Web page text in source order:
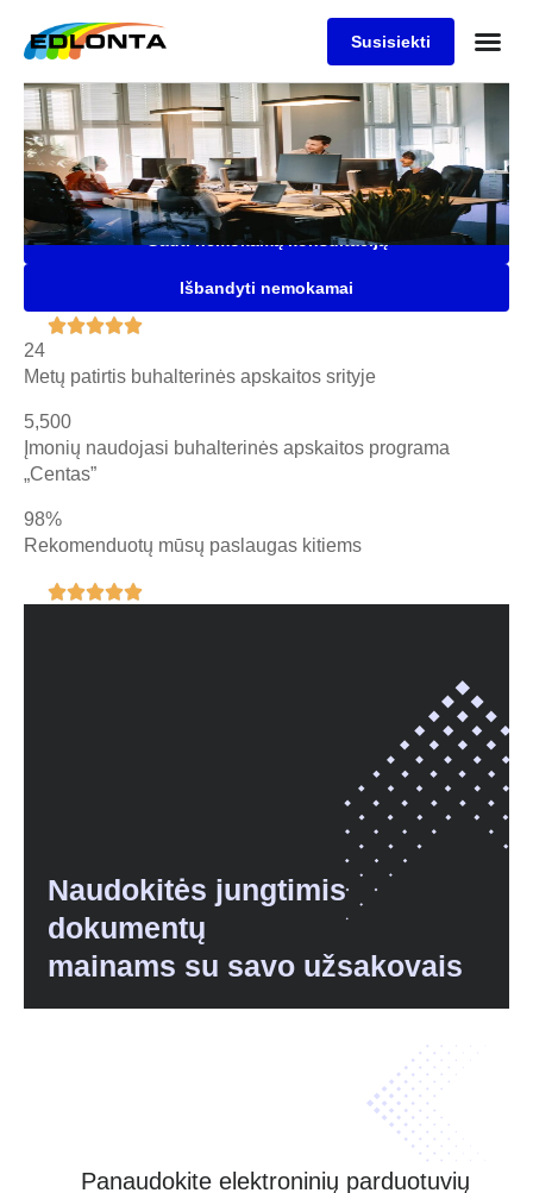
Susisiekti
Išbandyti nemokamai
Gauti nemokamą konsultaciją
Saugi, patogi ir lanksti buhalterinė programa Jūsų įmonei,
kuria naudojasi daugiau nei 5500 įmonių
Buhalterinės apskaitos
programa "Centas"

24
Metų patirtis buhalterinės apskaitos srityje
5,500
Įmonių naudojasi buhalterinės apskaitos programa
„Centas”
98%
Rekomenduotų mūsų paslaugas kitiems

Naudokitės jungtimis
dokumentų
mainams su savo užsakovais
Panaudokite elektroninių parduotuvių